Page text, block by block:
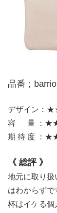
品番；
デザイン
容 量 ：
期 待 度
《 総評 》
地元に取り扱
はわからずで
杯はイケる個